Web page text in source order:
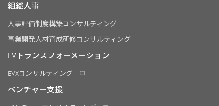
組織人事
人事評価制度構築コンサルティング
事業開発人材育成研修コンサルティング
EVトランスフォーメーション
EVXコンサルティング
ベンチャー支援